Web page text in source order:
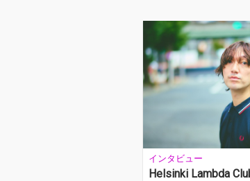
インタビュー
Helsinki Lambda